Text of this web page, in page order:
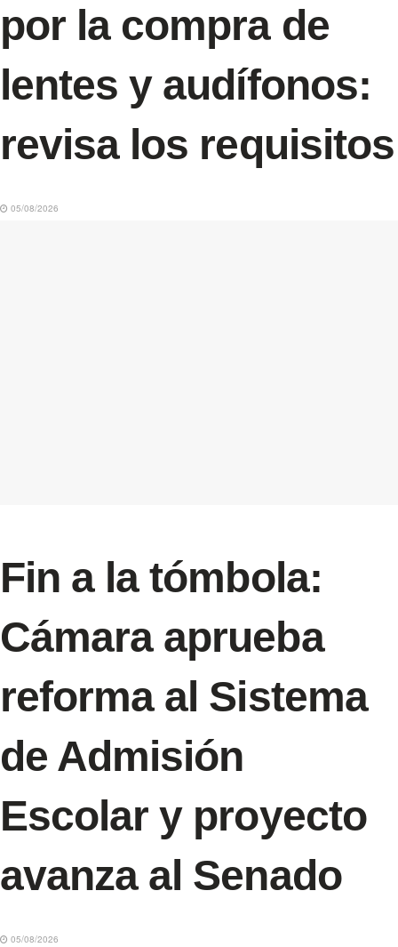
por la compra de
lentes y audífonos:
revisa los requisitos
05/08/2026
Fin a la tómbola:
Cámara aprueba
reforma al Sistema
de Admisión
Escolar y proyecto
avanza al Senado
05/08/2026